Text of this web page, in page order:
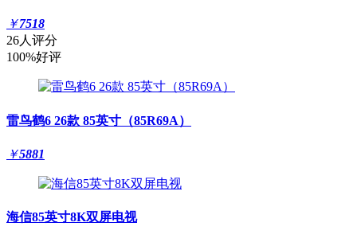
￥7518
26人评分
100%好评
雷鸟鹤6 26款 85英寸（85R69A）
￥5881
海信85英寸8K双屏电视